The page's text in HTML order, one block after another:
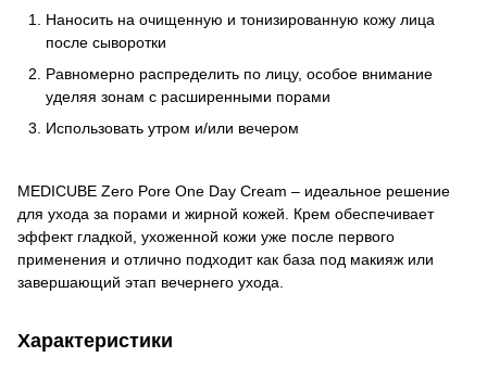
Наносить на очищенную и тонизированную кожу лица
после сыворотки
Равномерно распределить по лицу, особое внимание
уделяя зонам с расширенными порами
Использовать утром и/или вечером
MEDICUBE Zero Pore One Day Cream – идеальное решение
для ухода за порами и жирной кожей. Крем обеспечивает
эффект гладкой, ухоженной кожи уже после первого
применения и отлично подходит как база под макияж или
завершающий этап вечернего ухода.
Характеристики